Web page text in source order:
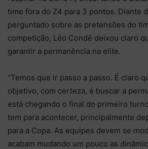
time fora do Z4 para 3 pontos. Diante
perguntado sobre as pretensões do
competição, Léo Condé deixou claro
garantir a permanência na elite.
“Temos que ir passo a passo. É claro
objetivo, com certeza, é buscar a
está chegando o final do primeiro
tem para acontecer, principalmente
para a Copa. As equipes devem se
acabam mudando um pouco as